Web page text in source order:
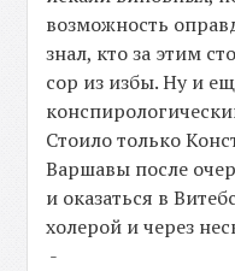
возможность
знал, кто за этим
сор из избы. Ну и
Стоило только
Варшавы после
и оказаться в
холерой и через
-